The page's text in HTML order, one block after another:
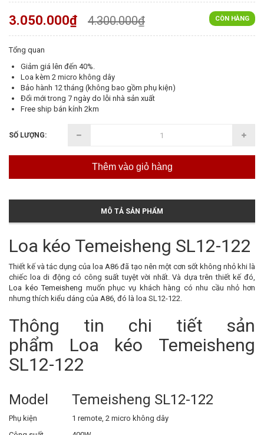
CÒN HÀNG
3.050.000₫ 4.300.000₫
Tổng quan
Giảm giá lên đến 40%.
Loa kèm 2 micro không dây
Bảo hành 12 tháng (không bao gồm phụ kiện)
Đổi mới trong 7 ngày do lỗi nhà sản xuất
Free ship bán kính 2km
SỐ LƯỢNG:
Thêm vào giỏ hàng
MÔ TẢ SẢN PHẨM
Loa kéo Temeisheng SL12-122
Thiết kế và tác dụng của loa A86 đã tạo nên một cơn sốt không nhỏ khi là
chiếc loa di động có công suất tuyệt vời nhất. Và dựa trên thiết kế đó,
Loa kéo Temeisheng muốn phục vụ khách hàng có nhu cầu nhỏ hơn
nhưng thích kiểu dáng của A86, đó là loa SL12-122.
Thông tin chi tiết sản
phẩm Loa kéo Temeisheng
SL12-122
Model Temeisheng SL12-122
Phụ kiện
1 remote, 2 micro không dây